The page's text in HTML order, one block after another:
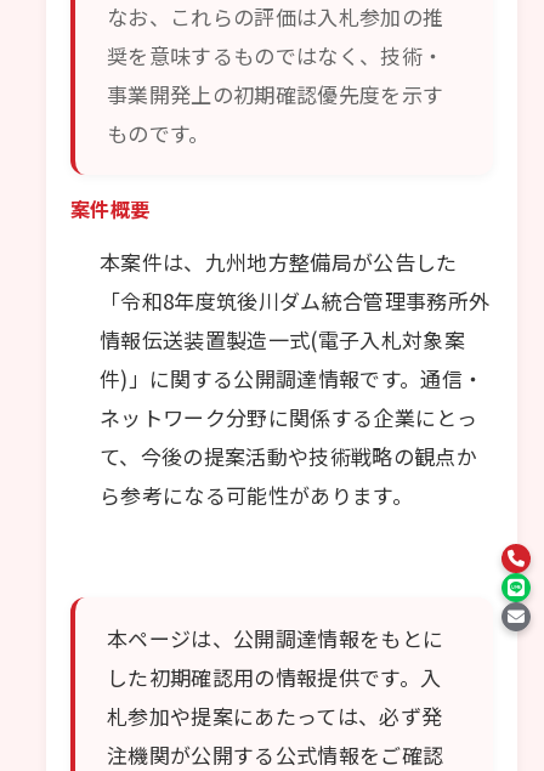
なお、これらの評価は入札参加の推
奨を意味するものではなく、技術・
事業開発上の初期確認優先度を示す
ものです。
案件概要
本案件は、九州地方整備局が公告した
「令和8年度筑後川ダム統合管理事務所外
情報伝送装置製造一式(電子入札対象案
件)」に関する公開調達情報です。通信・
ネットワーク分野に関係する企業にとっ
て、今後の提案活動や技術戦略の観点か
ら参考になる可能性があります。
本ページは、公開調達情報をもとに
した初期確認用の情報提供です。入
札参加や提案にあたっては、必ず発
注機関が公開する公式情報をご確認